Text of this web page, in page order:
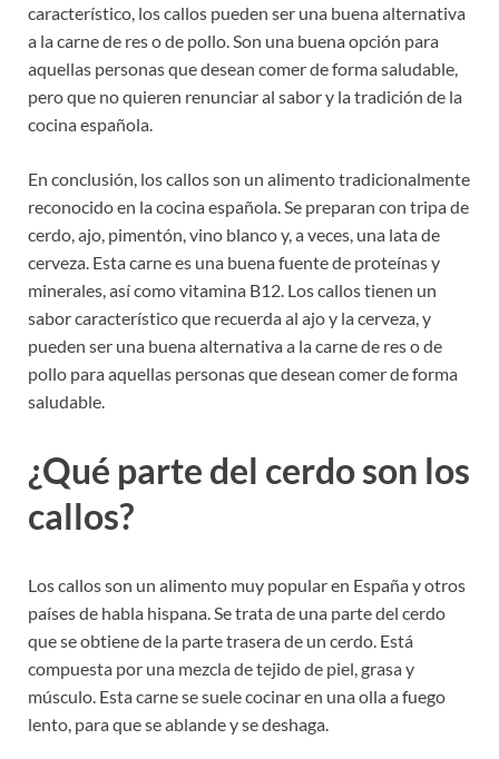
característico, los callos pueden ser una buena alternativa
a la carne de res o de pollo. Son una buena opción para
aquellas personas que desean comer de forma saludable,
pero que no quieren renunciar al sabor y la tradición de la
cocina española.
En conclusión, los callos son un alimento tradicionalmente
reconocido en la cocina española. Se preparan con tripa de
cerdo, ajo, pimentón, vino blanco y, a veces, una lata de
cerveza. Esta carne es una buena fuente de proteínas y
minerales, así como vitamina B12. Los callos tienen un
sabor característico que recuerda al ajo y la cerveza, y
pueden ser una buena alternativa a la carne de res o de
pollo para aquellas personas que desean comer de forma
saludable.
¿Qué parte del cerdo son los
callos?
Los callos son un alimento muy popular en España y otros
países de habla hispana. Se trata de una parte del cerdo
que se obtiene de la parte trasera de un cerdo. Está
compuesta por una mezcla de tejido de piel, grasa y
músculo. Esta carne se suele cocinar en una olla a fuego
lento, para que se ablande y se deshaga.